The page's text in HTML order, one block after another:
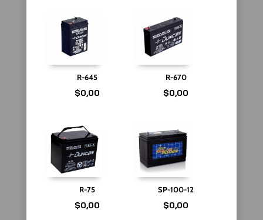
R-645
$0,00
R-670
$0,00
R-75
$0,00
SP-100-12
$0,00